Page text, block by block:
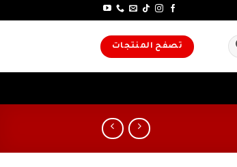
تصفح المنتجات